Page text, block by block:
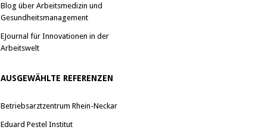
Blog über Arbeitsmedizin und
Gesundheitsmanagement
EJournal für Innovationen in der
Arbeitswelt
AUSGEWÄHLTE REFERENZEN
Betriebsarztzentrum Rhein-Neckar
Eduard Pestel Institut